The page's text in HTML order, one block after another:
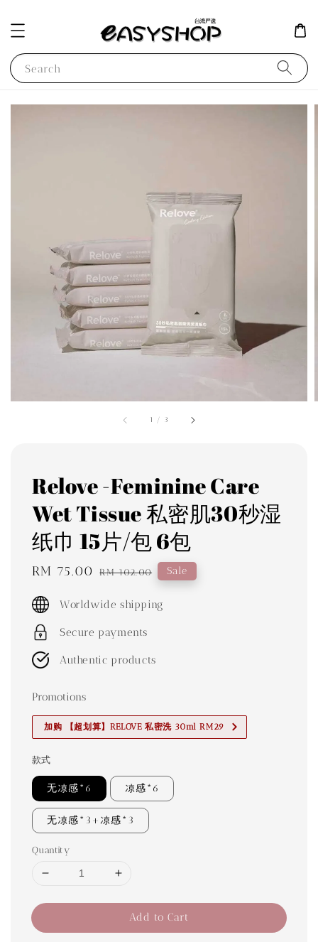
Search
1 / 3
Relove -Feminine Care
Wet Tissue 私密肌30秒湿
纸巾 15片/包 6包
Sale
RM 75.00 Regular
RM 102.00 Sale
Worldwide shipping
Secure payments
Authentic products
Promotions
加购 【超划算】RELOVE 私密洗 30ml RM29
款式
无凉感*6 凉感*6
无凉感*3+凉感*3
Quantity
Add to Cart